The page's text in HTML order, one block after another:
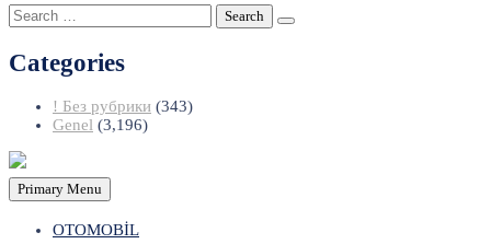
Search
for:
Categories
! Без рубрики (343)
Genel (3,196)
Primary Menu
OTOMOBİL